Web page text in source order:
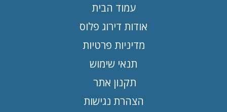
עמוד הבית
אודות דירוג פלוס
מדיניות פרטיות
תנאי שימוש
תקנון אתר
הצהרת נגישות